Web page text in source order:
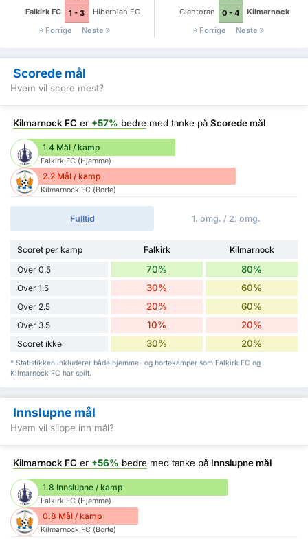
Falkirk FC
1 - 3
Hibernian FC
Forrige
Neste
Glentoran
0 - 4
Kilmarnock
Forrige
Neste
Scorede mål
Hvem vil score mest?
Kilmarnock FC er +57% bedre med tanke på Scorede mål
1.4 Mål / kamp
Falkirk FC (Hjemme)
2.2 Mål / kamp
Kilmarnock FC (Borte)
Fulltid 1. omg. / 2. omg.
Scoret per kamp Falkirk
Kilmarnock
Over 0.5
70% 80%
Over 1.5 30% 60%
Over 2.5 20% 60%
Over 3.5 10% 20%
Scoret ikke 30% 20%
* Statistikken inkluderer både hjemme- og bortekamper som Falkirk FC og
Kilmarnock FC har spilt.
Innslupne mål
Hvem vil slippe inn mål?
Kilmarnock FC er +56% bedre med tanke på Innslupne mål
1.8 Innslupne / kamp
Falkirk FC (Hjemme)
0.8 Mål / kamp
Kilmarnock FC (Borte)